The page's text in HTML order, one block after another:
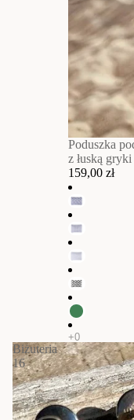
Poduszka
z łuską
159,00 zł
Biżuteria
16